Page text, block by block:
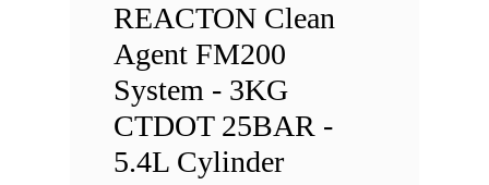
REACTON Clean
Agent FM200
System - 3KG
CTDOT 25BAR -
5.4L Cylinder